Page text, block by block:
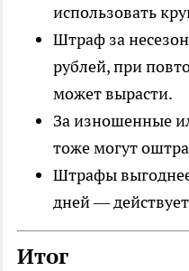
использовать
Штраф за
рублей, при
может вырасти.
За изношенные
тоже могут
Штрафы
дней —
Итог